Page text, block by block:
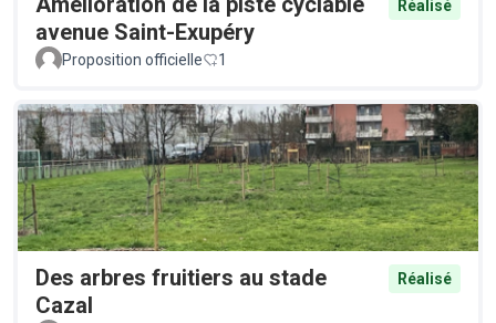
avenue Saint-Exupéry
Réalisé
Proposition officielle 1
Des arbres fruitiers au stade
Cazal
Réalisé